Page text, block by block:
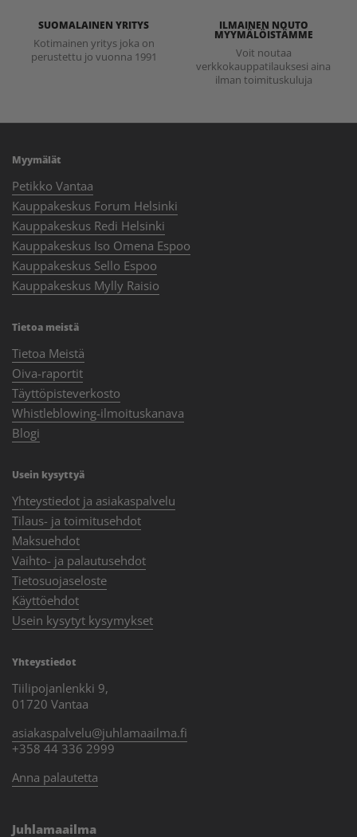
SUOMALAINEN YRITYS
Kotimainen yritys joka on
perustettu jo vuonna 1991
ILMAINEN NOUTO
MYYMÄLÖISTÄMME
Voit noutaa
verkkokauppatilauksesi aina
ilman toimituskuluja
Myymälät
Petikko Vantaa
Kauppakeskus Forum Helsinki
Kauppakeskus Redi Helsinki
Kauppakeskus Iso Omena Espoo
Kauppakeskus Sello Espoo
Kauppakeskus Mylly Raisio
Tietoa meistä
Tietoa Meistä
Oiva-raportit
Täyttöpisteverkosto
Whistleblowing-ilmoituskanava
Blogi
Usein kysyttyä
Yhteystiedot ja asiakaspalvelu
Tilaus- ja toimitusehdot
Maksuehdot
Vaihto- ja palautusehdot
Tietosuojaseloste
Käyttöehdot
Usein kysytyt kysymykset
Yhteystiedot
Tiilipojanlenkki 9,
01720 Vantaa
asiakaspalvelu@juhlamaailma.fi
+358 44 336 2999
Anna palautetta
Juhlamaailma